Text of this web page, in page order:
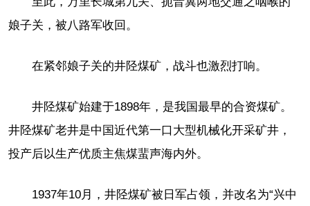
娘子关，被八路军收回。
在紧邻娘子关的井陉煤矿，战斗也激烈打响。
井陉煤矿始建于1898年，是我国最早的合资煤矿。
井陉煤矿老井是中国近代第一口大型机械化开采矿井，
投产后以生产优质主焦煤蜚声海内外。
1937年10月，井陉煤矿被日军占领，并改名为“兴中